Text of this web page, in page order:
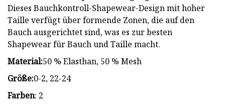
Dieses Bauchkontroll-Shapewear-Design mit hoher
Taille verfügt über formende Zonen, die auf den
Bauch ausgerichtet sind, was es zur besten
Shapewear für Bauch und Taille macht.
Material:50 % Elasthan, 50 % Mesh
Größe:0-2, 22-24
Farben: 2